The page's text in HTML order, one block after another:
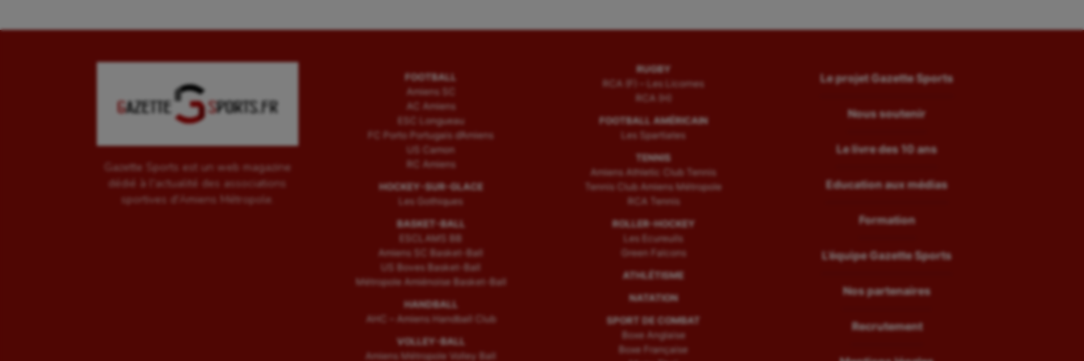
Gazette Sports est un web magazine
dédié à l'actualité des associations
sportives d'Amiens Métropole.
FOOTBALL
Amiens SC
AC Amiens
ESC Longueau
FC Porto Portugais d’Amiens
US Camon
RC Amiens
HOCKEY-SUR-GLACE
Les Gothiques
BASKET-BALL
ESCLAMS BB
Amiens SC Basket-Ball
US Boves Basket-Ball
Métropole Amiénoise Basket-Ball
HANDBALL
AHC – Amiens Handball Club
VOLLEY-BALL
Amiens Métropole Volley Ball
RUGBY
RCA (F) – Les Licornes
RCA (H)
FOOTBALL AMÉRICAIN
Les Spartiates
TENNIS
Amiens Athletic Club Tennis
Tennis Club Amiens Métropole
RCA Tennis
ROLLER-HOCKEY
Les Ecureuils
Green Falcons
ATHLÉTISME
NATATION
SPORT DE COMBAT
Boxe Anglaise
Boxe Française
Le projet Gazette Sports
Nous soutenir
Le livre des 10 ans
Education aux médias
Formation
L’équipe Gazette Sports
Nos partenaires
Recrutement